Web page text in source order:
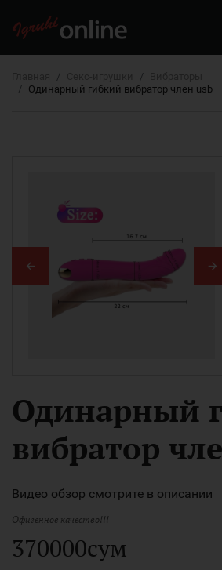
Одинарный гибкий вибратор член usb
Одинарный
вибратор
Видео обзор смотрите в описании
Офигенное качество!!!
370000сум